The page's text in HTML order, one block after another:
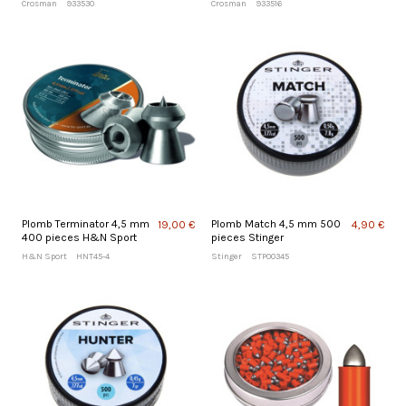
Crosman 933530 Crosman 933516
Plomb Terminator 4,5 mm
400 pieces H&N Sport
H&N Sport HNT45-4
19,00 €
Plomb Match 4,5 mm 500
pieces Stinger
Stinger STP00345
4,90 €